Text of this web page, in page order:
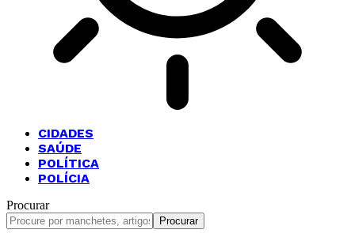
CIDADES
SAÚDE
POLÍTICA
POLÍCIA
Procurar